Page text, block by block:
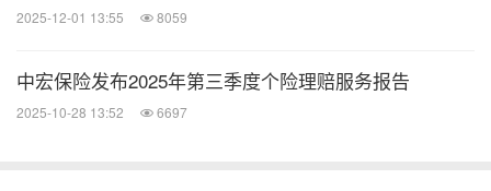
2025-12-01 13:55 8059
中宏保险发布2025年第三季度个险理赔服务报告
2025-10-28 13:52 6697